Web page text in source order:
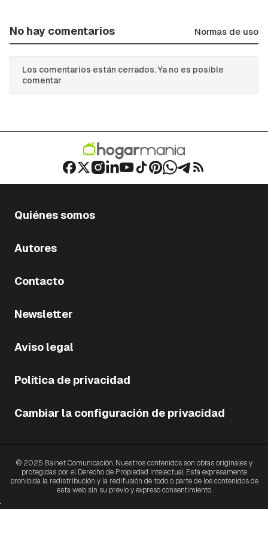
No hay comentarios Normas de uso
Los comentarios están cerrados. Ya no es posible
comentar
Quiénes somos
Autores
Contacto
Newsletter
Aviso legal
Política de privacidad
Cambiar la configuración de privacidad
© 2025 Bainet Comunicación. Nuestros contenidos son obras originales y
protegidas por el Derecho de Propiedad Intelectual. Está expresamente
prohibida la redistribución y la redifusión de todo o parte de los contenidos de
esta web sin su previo y expreso consentimiento.